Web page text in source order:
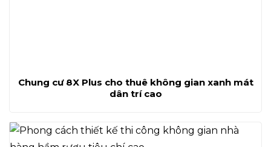
Chung cư 8X Plus cho thuê không gian xanh mát
dân trí cao